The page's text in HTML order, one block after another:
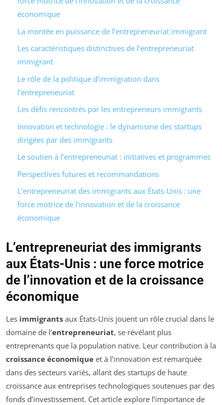
économique
La montée en puissance de l’entrepreneuriat immigrant
Les caractéristiques distinctives de l’entrepreneuriat
immigrant
Le rôle de la politique d’immigration dans
l’entrepreneuriat
Les défis rencontrés par les entrepreneurs immigrants
Innovation et technologie : le dynamisme des startups
dirigées par des immigrants
Le soutien à l’entrepreneuriat : initiatives et programmes
Perspectives futures et recommandations
L’entrepreneuriat des immigrants aux États-Unis : une
force motrice de l’innovation et de la croissance
économique
L’entrepreneuriat des immigrants
aux États-Unis : une force motrice
de l’innovation et de la croissance
économique
Les immigrants aux États-Unis jouent un rôle crucial dans le
domaine de l’entrepreneuriat, se révélant plus
entreprenants que la population native. Leur contribution à la
croissance économique et à l’innovation est remarquée
dans des secteurs variés, allant des startups de haute
croissance aux entreprises technologiques soutenues par des
fonds d’investissement. Cet article explore l’importance de